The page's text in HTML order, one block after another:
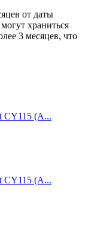
от даты
храниться
3 месяцев, что
CY115 (A...
CY115 (A...